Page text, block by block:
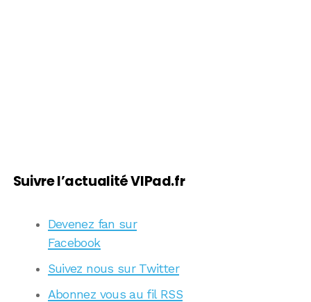
Suivre l’actualité VIPad.fr
Devenez fan sur
Facebook
Suivez nous sur Twitter
Abonnez vous au fil RSS